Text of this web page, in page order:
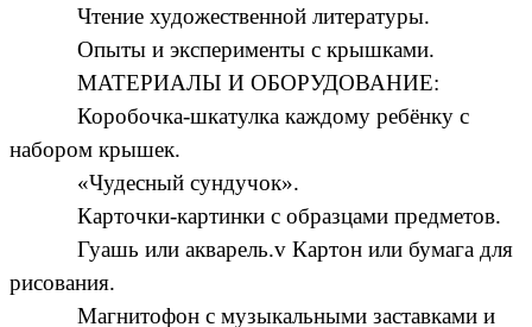
Чтение художественной литературы.
Опыты и эксперименты с крышками.
МАТЕРИАЛЫ И ОБОРУДОВАНИЕ:
Коробочка-шкатулка каждому ребёнку с
набором крышек.
«Чудесный сундучок».
Карточки-картинки с образцами предметов.
Гуашь или акварель.v Картон или бумага для
рисования.
Магнитофон с музыкальными заставками и